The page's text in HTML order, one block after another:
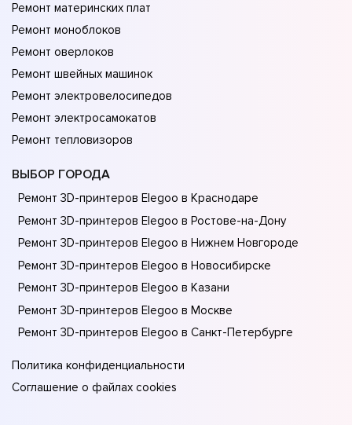
Ремонт материнских плат
Ремонт моноблоков
Ремонт оверлоков
Ремонт швейных машинок
Ремонт электровелосипедов
Ремонт электросамокатов
Ремонт тепловизоров
ВЫБОР ГОРОДА
Ремонт 3D-принтеров Elegoo в Краснодаре
Ремонт 3D-принтеров Elegoo в Ростове-на-Донy
Ремонт 3D-принтеров Elegoo в Нижнем Новгороде
Ремонт 3D-принтеров Elegoo в Новосибирске
Ремонт 3D-принтеров Elegoo в Казани
Ремонт 3D-принтеров Elegoo в Москве
Ремонт 3D-принтеров Elegoo в Санкт-Петербурге
Политика конфиденциальности
Соглашение о файлах cookies